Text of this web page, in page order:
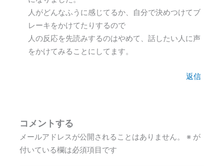
人がどんなふうに感じてるか、自分で決めつけてブ
レーキをかけてたりするので
人の反応を先読みするのはやめて、話したい人に声
をかけてみることにしてます。
返信
コメントする
メールアドレスが公開されることはありません。 ※ が
付いている欄は必須項目です